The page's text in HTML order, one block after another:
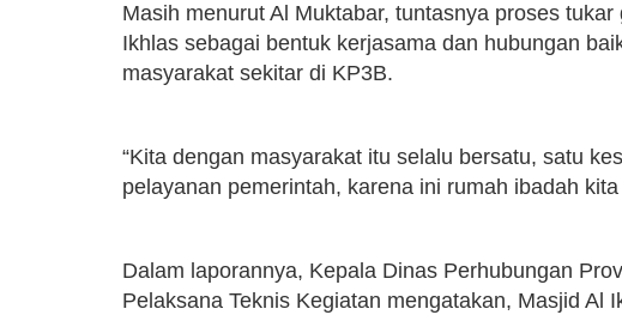
Masih menurut Al Muktabar, tuntasnya proses
Ikhlas sebagai bentuk kerjasama dan hubungan
masyarakat sekitar di KP3B.
“Kita dengan masyarakat itu selalu bersatu, satu
pelayanan pemerintah, karena ini rumah ibadah
Dalam laporannya, Kepala Dinas Perhubungan
Pelaksana Teknis Kegiatan mengatakan, Masjid Al